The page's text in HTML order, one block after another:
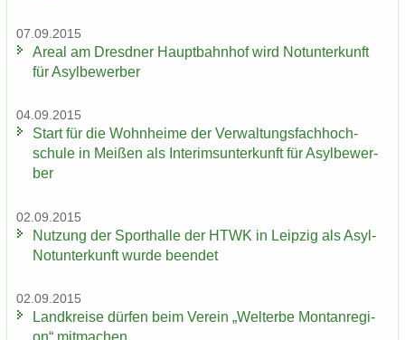
07.09.2015
Areal am Dresd­ner Haupt­bahn­hof wird Not­un­ter­kunft
für Asyl­be­wer­ber
04.09.2015
Start für die Wohn­hei­me der Ver­wal­tungs­fach­hoch­
schu­le in Mei­ßen als In­te­rims­un­ter­kunft für Asyl­be­wer­
ber
02.09.2015
Nut­zung der Sport­hal­le der HTWK in Leip­zig als Asyl-​
Notunterkunft wurde be­en­det
02.09.2015
Land­krei­se dür­fen beim Ver­ein „Welt­erbe Mon­tan­re­gi­